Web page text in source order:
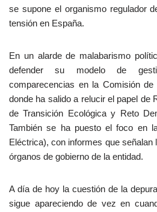
se supone el organismo regulador
tensión en España.
En un alarde de malabarismo
defender su modelo de
comparecencias en la Comisión de
donde ha salido a relucir el papel de
de Transición Ecológica y Reto
También se ha puesto el foco en
Eléctrica), con informes que señalan
órganos de gobierno de la entidad.
A día de hoy la cuestión de la
sigue apareciendo de vez en